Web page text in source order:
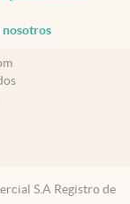
nosotros
S.A Registro de